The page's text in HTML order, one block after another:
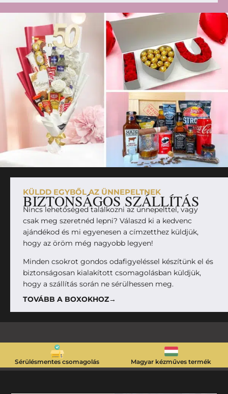
KÜLDD EGYBŐL AZ ÜNNEPELTNEK
BIZTONSÁGOS SZÁLLÍTÁS
Nincs lehetőséged találkozni az ünnepelttel, vagy
csak meg szeretnéd lepni? Válaszd ki a kedvenc
ajándékod és mi egyenesen a címzetthez küldjük,
hogy az öröm még nagyobb legyen!
Minden csokrot gondos odafigyeléssel készítünk el és
biztonságosan kialakított csomagolásban küldjük,
hogy a szállítás során ne sérülhessen meg.
TOVÁBB A BOXOKHOZ→
Sérülésmentes csomagolás Magyar kézműves termék